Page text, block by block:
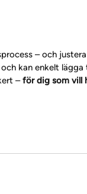
– och
kan enkelt lägga
– för dig som vill